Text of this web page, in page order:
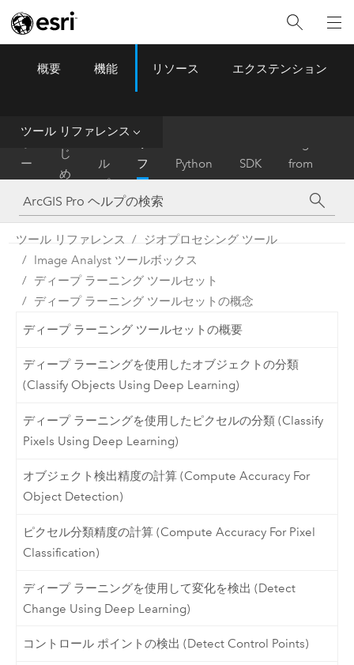
ArcGIS Pro Menu
概要 機能 リソース エクステンション
ツール リファレンス
ー
ム
は
じ
め
に
ル
プ
フ
ァ
レ
ン
ス
Python SDK
from
ArcMap
ツール リファレンス
ジオプロセシング ツール
Image Analyst ツールボックス
ディープ ラーニング ツールセット
ディープ ラーニング ツールセットの概念
ディープ ラーニング ツールセットの概要
ディープ ラーニングを使用したオブジェクトの分類
(Classify Objects Using Deep Learning)
ディープ ラーニングを使用したピクセルの分類 (Classify
Pixels Using Deep Learning)
オブジェクト検出精度の計算 (Compute Accuracy For
Object Detection)
ピクセル分類精度の計算 (Compute Accuracy For Pixel
Classification)
ディープ ラーニングを使用して変化を検出 (Detect
Change Using Deep Learning)
コントロール ポイントの検出 (Detect Control Points)